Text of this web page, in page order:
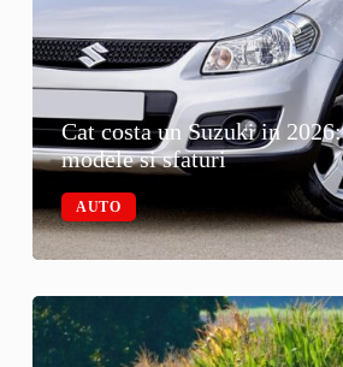
Cat costa un Suzuki in
modele si sfaturi
AUTO